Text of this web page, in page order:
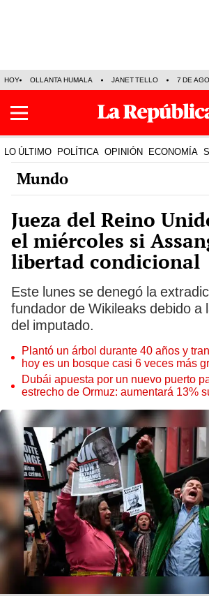
HOY OLLANTA HUMALA JANET TELLO 7 DE
LO ÚLTIMO POLÍTICA OPINIÓN ECONOMÍA
Mundo
Jueza del Reino
el miércoles si
libertad condicional
Este lunes se denegó la
fundador de Wikileaks debido a
del imputado.
Plantó un árbol durante 40 años y
hoy es un bosque casi 6 veces más
Parque de las Leyendas
Dubái apuesta por un nuevo puerto
estrecho de Ormuz: aumentará 13%